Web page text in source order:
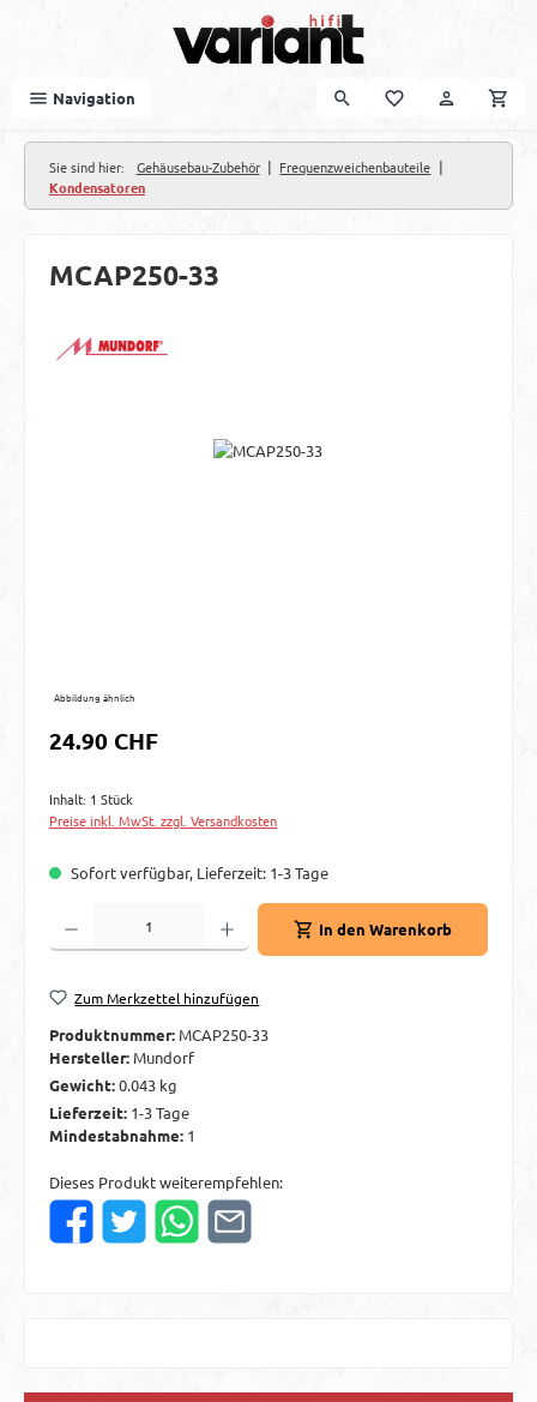
Navigation
Sie sind hier: Gehäusebau-Zubehör | Frequenzweichenbauteile |
Kondensatoren
MCAP250-33
Bildergalerie überspringen
Abbildung ähnlich
Regulärer Preis:
24.90 CHF
Inhalt: 1 Stück
Preise inkl. MwSt. zzgl. Versandkosten
Sofort verfügbar, Lieferzeit: 1-3 Tage
Produkt Anzahl: Gib den gewünschten Wert ein oder benutze die Schaltflächen
In den Warenkorb
Zum Merkzettel hinzufügen
Produktnummer: MCAP250-33
Hersteller: Mundorf
Gewicht:0.043 kg
Lieferzeit: 1-3 Tage
Mindestabnahme: 1
Dieses Produkt weiterempfehlen: